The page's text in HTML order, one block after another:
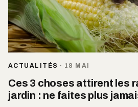
ACTUALITÉS · 18 MAI
Ces 3 choses attirent les
jardin : ne faites plus